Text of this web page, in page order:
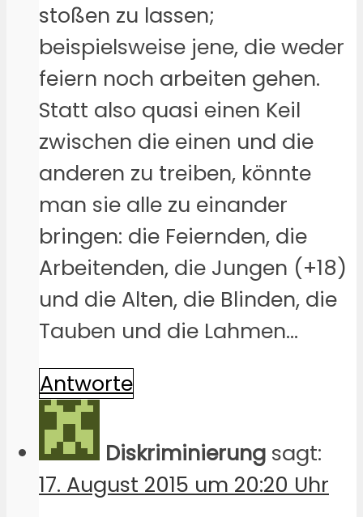
stoßen zu lassen;
beispielsweise jene, die weder
feiern noch arbeiten gehen.
Statt also quasi einen Keil
zwischen die einen und die
anderen zu treiben, könnte
man sie alle zu einander
bringen: die Feiernden, die
Arbeitenden, die Jungen (+18)
und die Alten, die Blinden, die
Tauben und die Lahmen…
Antworte
Diskriminierung sagt:
17. August 2015 um 20:20 Uhr